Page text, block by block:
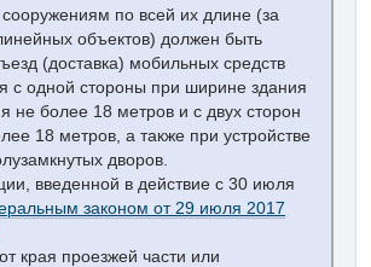
по всей их длине (за
объектов) должен быть
(доставка) мобильных средств
с одной стороны при ширине здания
не более 18 метров и с двух сторон
18 метров, а также при устройстве
дворов.
введенной в действие с 30 июля
законом от 29 июля 2017
края проезжей части или